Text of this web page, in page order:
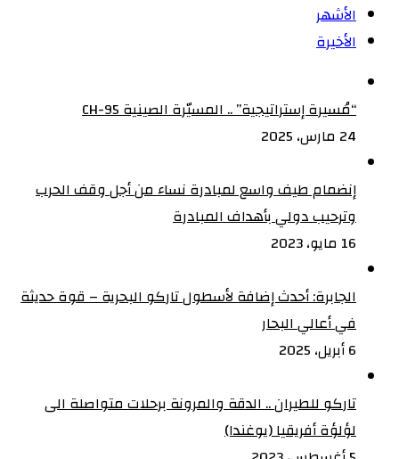
الأشهر
الأخيرة
“مُسيرة إستراتيجية” .. المسيّرة الصينية CH-95
24 مارس، 2025
إنضمام طيف واسع لمبادرة نساء من أجل وقف الحرب
وترحيب دولي بأهداف المبادرة
16 مايو، 2023
الجابرة: أحدث إضافة لأسطول تاركو البحرية – قوة حديثة
في أعالي البحار
6 أبريل، 2025
تاركو للطيران .. الدقة والمرونة برحلات متواصلة الى
لؤلؤة أفريقيا (يوغندا)